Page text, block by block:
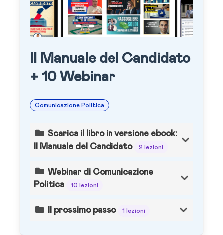
Il Manuale del Candidato
+ 10 Webinar
Comunicazione Politica
Scarica il libro in versione ebook:
Il Manuale del Candidato
2 lezioni
Webinar di Comunicazione
Politica
10 lezioni
Il prossimo passo 1 lezioni